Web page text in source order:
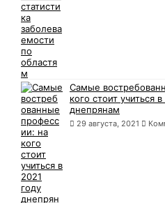
Самые
кого стоит учиться
днепрянам
29 августа, 2021